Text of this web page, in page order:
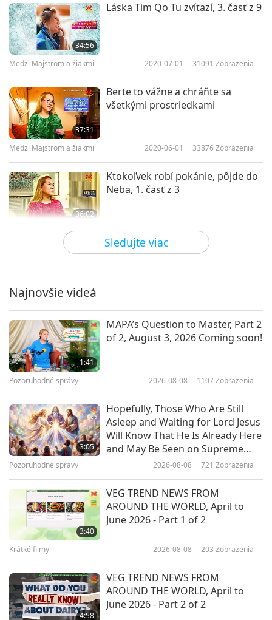
Sledujte viac
34:56
Láska Tim Qo Tu zvíťazí, 3. časť z 9
Medzi Majstrom a žiakmi 2020-07-01 31091 Zobrazenia
37:31
Berte to vážne a chráňte sa
všetkými prostriedkami
Medzi Majstrom a žiakmi 2020-06-01 33876Zobrazenia
36:02
Ktokoľvek robí pokánie, pôjde do
Neba, 1. časť z 3
Medzi Majstrom a žiakmi 2020-05-09 28997
42:16
52:02
Ktokoľvek robí pokánie, pôjde do
42:02
Láskyplný záujem Najvyššej
Majsterky Ching Hai o Afriku
a Čínu
Bezpodmienečná láska zvierat k
Najvyššej Majsterke Ching Hai, 1.
Bezpodmienečná láska zvierat k
Najvyššej Majsterke Ching Hai, 2.
Najnovšie videá
1:41
MAPA’s Question to Master, Part 2
of 2, August 3, 2026 Coming soon!
Pozoruhodné správy 2026-08-08 1107Zobrazenia
3:05
Hopefully, Those Who Are Still
Asleep and Waiting for Lord Jesus
Will Know That He Is Already Here
and May Be Seen on Supreme
Master Television
Pozoruhodné správy 2026-08-08 721 Zobrazenia
3:40
VEG TREND NEWS FROM
AROUND THE WORLD, April to
June 2026 - Part 1 of 2
Krátké filmy 2026-08-08 203 Zobrazenia
4:58
VEG TREND NEWS FROM
AROUND THE WORLD, April to
June 2026 - Part 2 of 2